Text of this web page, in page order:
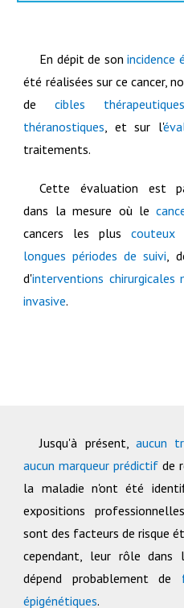
En dépit de sonincidence
été réalisées sur ce cancer,
decibles thérapeutiques
théranostiques, et sur l'
traitements.
Cette évaluation est
dans la mesure où le
cancers les plus
longues périodes de suivi,
d'interventions chirurgicales
invasive.
Jusqu'à présent, aucun
aucun marqueur prédictif de
la maladie n'ont été
expositions
sont des facteurs de risque
cependant, leur rôle dans
dépend probablement de
épigénétiques.